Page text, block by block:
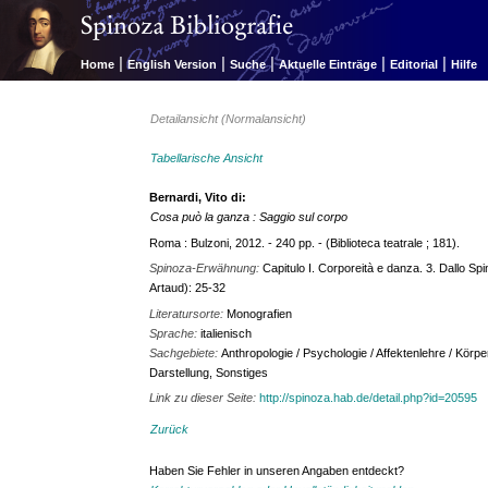
Home | English Version | Suche | Aktuelle Einträge | Editorial | Hilfe
Detailansicht (Normalansicht)
Tabellarische Ansicht
Bernardi, Vito di:
Cosa può la ganza : Saggio sul corpo
Roma : Bulzoni, 2012. - 240 pp. - (Biblioteca teatrale ; 181).
Spinoza-Erwähnung:Capitulo I. Corporeità e danza. 3. Dallo
Artaud): 25-32
Literatursorte:Monografien
Sprache:italienisch
Sachgebiete:Anthropologie / Psychologie / Affektenlehre /
Darstellung, Sonstiges
Link zu dieser Seite:http://spinoza.hab.de/detail.php?id=20595
Zurück
Haben Sie Fehler in unseren Angaben entdeckt?